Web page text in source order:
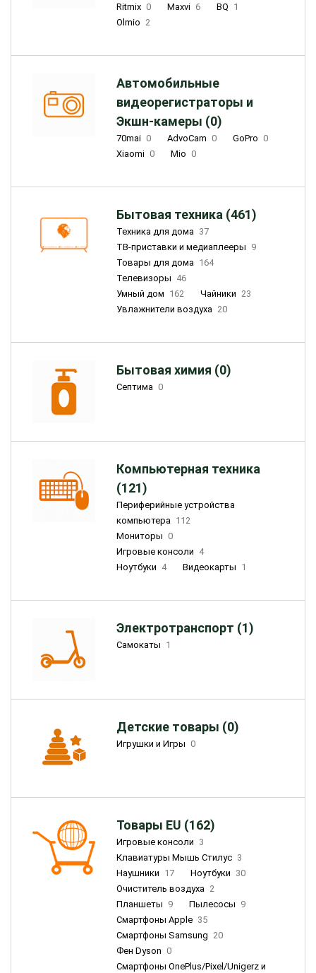
Ritmix 0 Maxvi 6 BQ 1
Olmio 2
Автомобильные
видеорегистраторы и
Экшн-камеры (0)
70mai 0 AdvoCam 0 GoPro 0
Xiaomi 0 Mio 0
Бытовая техника (461)
Техника для дома 37
ТВ-приставки и медиаплееры 9
Товары для дома 164
Телевизоры 46
Умный дом 162 Чайники 23
Увлажнители воздуха 20
Бытовая химия (0)
Септима 0
Компьютерная техника
(121)
Периферийные устройства
компьютера 112
Мониторы 0
Игровые консоли 4
Ноутбуки 4 Видеокарты 1
Электротранспорт (1)
Самокаты 1
Детские товары (0)
Игрушки и Игры 0
Товары EU (162)
Игровые консоли 3
Клавиатуры Мышь Стилус 3
Наушники 17 Ноутбуки 30
Очиститель воздуха 2
Планшеты 9 Пылесосы 9
Смартфоны Apple 35
Смартфоны Samsung 20
Фен Dyson 0
Смартфоны OnePlus/Pixel/Unigerz и